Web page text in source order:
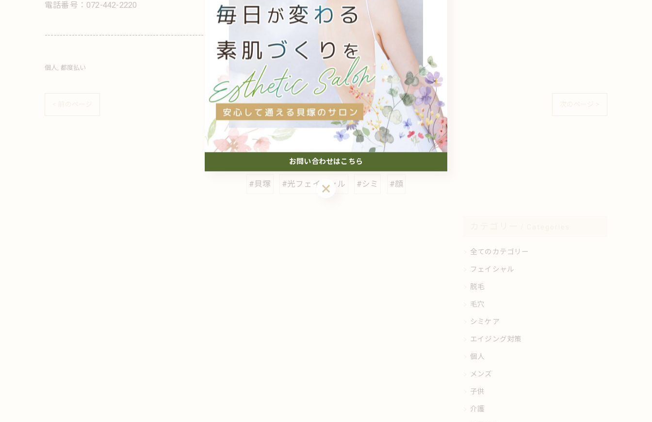
電話番号：072-442-2220
----------------------------------------------------------------------
個人 都度払い
一覧に戻る
関連タグ
#貝塚 #光フェイシャル #シミ #顔
全てのカテゴリー
フェイシャル
脱毛
毛穴
シミケア
エイジング対策
個人
メンズ
子供
介護
お問い合わせはこちら